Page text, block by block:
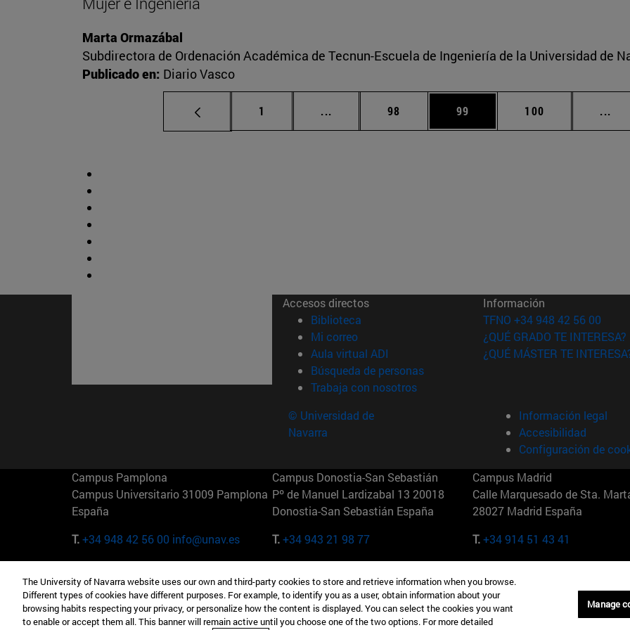
Marta Ormazábal
Subdirectora de Ordenación Académica de Tecnun-Escuela de Ingeniería de la Universidad de
Publicado en: Diario Vasco
Página
1 ... Páginas intermedias Use TAB para desplazarse.
Página
98 Página
99 Página
100 ...
Accesos directos
Biblioteca (abre en nueva ventana)
Mi correo(abre en nueva ventana)
Aula virtual ADI (abre en nueva ventana)
Búsqueda de personas(abre en nueva ventana)
Trabaja con nosotros(abre en nueva ventana)
Información
TFNO +34 948 42 56 00
¿QUÉ GRADO TE INTERESA?
¿QUÉ MÁSTER TE
© Universidad de
Navarra
Información legal
Accesibilidad
Configuración de
Campus Pamplona
Campus Universitario 31009 Pamplona
España
T.+34 948 42 56 00 info@unav.es
Campus Donostia-San Sebastián
Pº de Manuel Lardizabal 13 20018
Donostia-San Sebastián España
T.+34 943 21 98 77
Campus Madrid
Calle Marquesado de Sta.
28027 Madrid España
T.+34 914 51 43 41
Camino del Cerro Águila 3 28023
Madrid España
165 W 57th St 10019-2201 Nueva York
EE.UU
Maria-Theresia-Straße 15 81675
Múnich Alemania
The University of Navarra website uses our own and third-party cookies to store and retrieve information when you browse.
Different types of cookies have different purposes. For example, to identify you as a user, obtain information about your
browsing habits respecting your privacy, or personalize how the content is displayed. You can select the cookies you want
to enable or accept them all. This banner will remain active until you choose one of the two options. For more detailed
Manage